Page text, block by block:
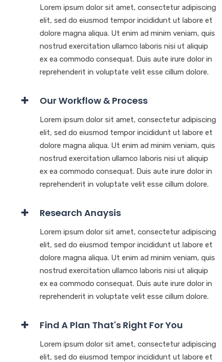
Lorem ipsum dolor sit amet, consectetur adipiscing
elit, sed do eiusmod tempor incididunt ut labore et
dolore magna aliqua. Ut enim ad minim veniam, quis
nostrud exercitation ullamco laboris nisi ut aliquip
ex ea commodo consequat. Duis aute irure dolor in
reprehenderit in voluptate velit esse cillum dolore.
Our Workflow & Process
Lorem ipsum dolor sit amet, consectetur adipiscing
elit, sed do eiusmod tempor incididunt ut labore et
dolore magna aliqua. Ut enim ad minim veniam, quis
nostrud exercitation ullamco laboris nisi ut aliquip
ex ea commodo consequat. Duis aute irure dolor in
reprehenderit in voluptate velit esse cillum dolore.
Research Anaysis
Lorem ipsum dolor sit amet, consectetur adipiscing
elit, sed do eiusmod tempor incididunt ut labore et
dolore magna aliqua. Ut enim ad minim veniam, quis
nostrud exercitation ullamco laboris nisi ut aliquip
ex ea commodo consequat. Duis aute irure dolor in
reprehenderit in voluptate velit esse cillum dolore.
Find A Plan That's Right For You
Lorem ipsum dolor sit amet, consectetur adipiscing
elit, sed do eiusmod tempor incididunt ut labore et